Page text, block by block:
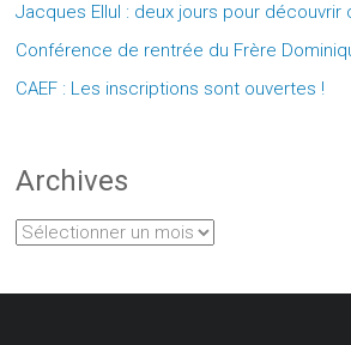
Jacques Ellul : deux jours pour découvrir
Conférence de rentrée du Frère
CAEF : Les inscriptions sont ouvertes !
Archives
Archives